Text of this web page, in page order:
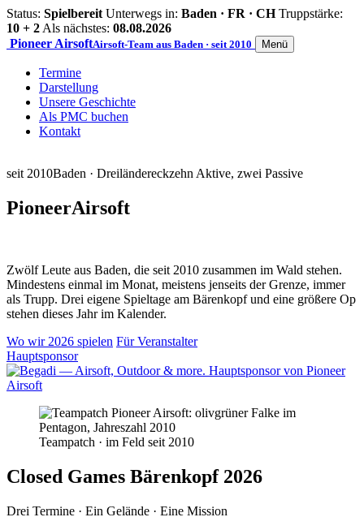
Status: Spielbereit Unterwegs in: Baden · FR · CH Truppstärke:
10 + 2 Als nächstes: 08.08.2026
Pioneer AirsoftAirsoft-Team aus Baden · seit 2010 Menü
Termine
Darstellung
Unsere Geschichte
Als PMC buchen
Kontakt
seit 2010Baden · Dreiländereckzehn Aktive, zwei Passive
PioneerAirsoft
Zwölf Leute aus Baden, die seit 2010 zusammen im Wald stehen.
Mindestens einmal im Monat, meistens jenseits der Grenze, immer
als Trupp. Drei eigene Spieltage am Bärenkopf und eine größere Op
stehen dieses Jahr im Kalender.
Wo wir 2026 spielen Für Veranstalter
Hauptsponsor
Teampatch · im Feld seit 2010
Closed Games Bärenkopf 2026
Drei Termine · Ein Gelände · Eine Mission